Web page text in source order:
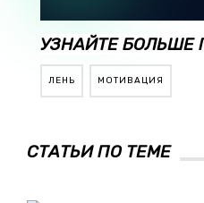
УЗНАЙТЕ БОЛЬШЕ
ЛЕНЬ МОТИВАЦИЯ
СТАТЬИ ПО ТЕМЕ